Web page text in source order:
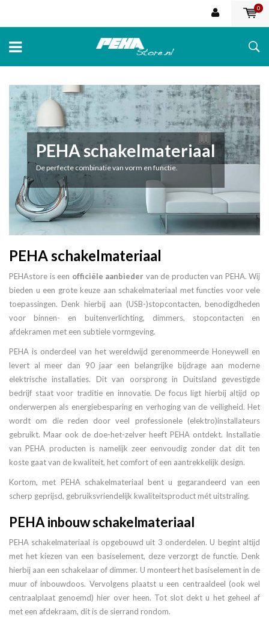
0
PEHA schakelmateriaal
De perfecte combinatie van vorm en functie.
PEHA schakelmateriaal
PEHAstore is een officiële aanbieder van de producten van PEHA. Wij
bieden u een grote keuze aan schakelmateriaal met functies voor vele
toepassingen. Denk hierbij aan (USB-)stopcontacten, benodigdheden
voor binnen- en buitenverlichting, dimmers, stopcontacten en
afdekramen met een subtiele vormgeving.
PEHA is onderdeel van het wereldwijd gerenommeerde Honeywell en
levert al meer dan 90 jaar een belangrijke bijdrage aan moderne
elektrische installaties. Dit van oorsprong in Duitsland gevestigde
bedrijf staat voor traditie en innovatie. De focus ligt hierbij altijd op
onderwerpen als energiebesparing en verhoging van de veiligheid. Het
wordt om die reden door veel professionele (elektro)installateurs
gebruikt. Maar ook de doe-het-zelver heeft PEHA ontdekt. Installatie
van PEHA producten is namelijk zeer eenvoudig zonder dat dit ten
koste gaat van de kwaliteit, het comfort of een aantrekkelijk design.
Kortom, met PEHA schakelmateriaal bent u gegarandeerd van een
scherp geprijsd, gebruiksvriendelijk kwaliteitsproduct mét uitstraling.
PEHA inbouw schakelmateriaal
PEHA schakelmateriaal is opgebouwd uit 3 onderdelen. U begint altijd
met het kiezen van een basiselement, deze verzorgt de functie. Denk
hierbij aan een schakelaar of dimmer. U monteert het basiselement in de
muur of inbouwdoos. Vervolgens plaatst u een centraaldeel (ook wel
centraalplaat genoemd) hier over heen. Tot slot dekt u het geheel af
met een afdekraam, dit is de sierrand rondom.